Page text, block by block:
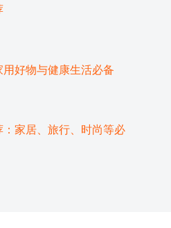
用好物与健康生活必备
：家居、旅行、时尚等必